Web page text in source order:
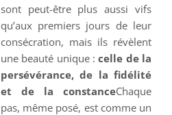
sont peut-être plus aussi vifs
qu’aux premiers jours de leur
consécration, mais ils révèlent
une beauté unique :celle de la
persévérance, de la fidélité
et de la constanceChaque
pas, même posé, est comme un